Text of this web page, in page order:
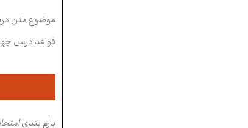
موضوع متن
قواعد درس
بارم بندی